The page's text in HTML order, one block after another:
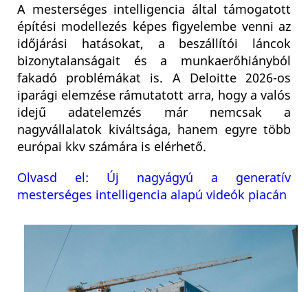
A mesterséges intelligencia által támogatott
építési modellezés képes figyelembe venni az
időjárási hatásokat, a beszállítói láncok
bizonytalanságait és a munkaerőhiányból
fakadó problémákat is. A Deloitte 2026-os
iparági elemzése rámutatott arra, hogy a valós
idejű adatelemzés már nemcsak a
nagyvállalatok kiváltsága, hanem egyre több
európai kkv számára is elérhető.
Olvasd el: Új nagyágyú a generatív
mesterséges intelligencia alapú videók piacán